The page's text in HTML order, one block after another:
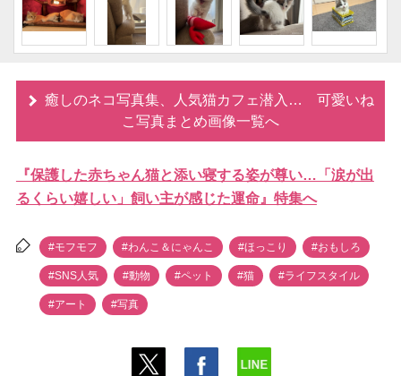
癒しのネコ写真集、人気猫カフェ潜入… 可愛いね
こ写真まとめ画像一覧へ
『保護した赤ちゃん猫と添い寝する姿が尊い…「涙が出
るくらい嬉しい」飼い主が感じた運命』特集へ
#モフモフ #わんこ＆にゃんこ #ほっこり #おもしろ
#SNS人気 #動物 #ペット #猫 #ライフスタイル
#アート #写真